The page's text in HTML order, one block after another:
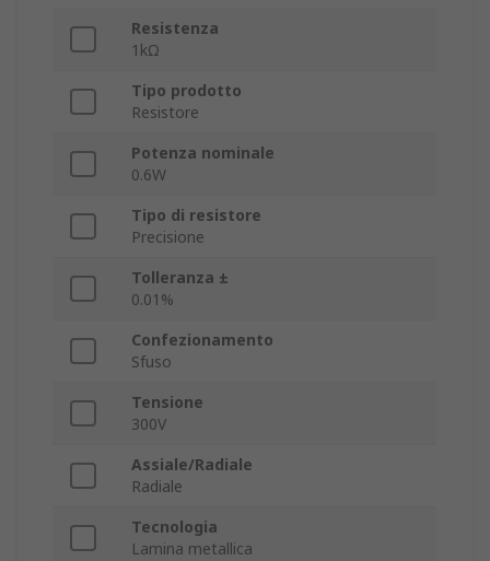
Resistenza
1kΩ
Tipo prodotto
Resistore
Potenza nominale
0.6W
Tipo di resistore
Precisione
Tolleranza ±
0.01%
Confezionamento
Sfuso
Tensione
300V
Assiale/Radiale
Radiale
Tecnologia
Lamina metallica